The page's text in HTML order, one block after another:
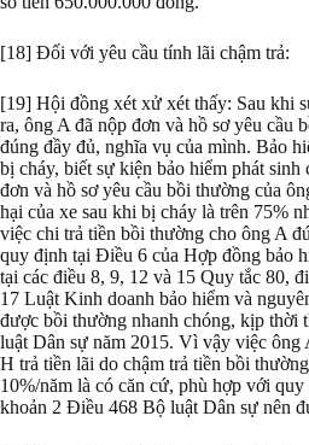
[18] Đối với yêu cầu tính lãi chậm trả:
[19] Hội đồng xét xử xét thấy: Sau khi
ra, ông A đã nộp đơn và hồ sơ yêu cầu
đúng đầy đủ, nghĩa vụ của mình. Bảo
bị cháy, biết sự kiện bảo hiểm phát sinh
đơn và hồ sơ yêu cầu bồi thường của
hại của xe sau khi bị cháy là trên 75%
việc chi trả tiền bồi thường cho ông A
quy định tại Điều 6 của Hợp đồng bảo
tại các điều 8, 9, 12 và 15 Quy tắc 80,
17 Luật Kinh doanh bảo hiểm và
được bồi thường nhanh chóng, kịp thời
luật Dân sự năm 2015. Vì vậy việc ông
H trả tiền lãi do chậm trả tiền bồi
10%/năm là có căn cứ, phù hợp với
khoản 2 Điều 468 Bộ luật Dân sự nên